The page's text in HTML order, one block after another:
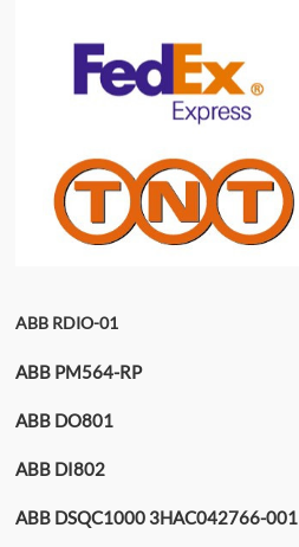
ABB RDIO-01
ABB PM564-RP
ABB DO801
ABB DI802
ABB DSQC1000 3HAC042766-001